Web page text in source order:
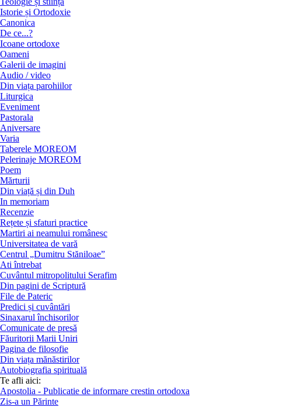
Istorie și Ortodoxie
Canonica
De ce...?
Icoane ortodoxe
Oameni
Galerii de imagini
Audio / video
Din viața parohiilor
Liturgica
Eveniment
Pastorala
Aniversare
Varia
Taberele MOREOM
Pelerinaje MOREOM
Poem
Mărturii
Din viață și din Duh
In memoriam
Recenzie
Rețete și sfaturi practice
Martiri ai neamului românesc
Universitatea de vară
Centrul „Dumitru Stăniloae”
Ati întrebat
Cuvântul mitropolitului Serafim
Din pagini de Scriptură
File de Pateric
Predici și cuvântări
Sinaxarul închisorilor
Comunicate de presă
Făuritorii Marii Uniri
Pagina de filosofie
Din viața mănăstirilor
Autobiografia spirituală
Te afli aici:
Apostolia - Publicatie de informare crestin ortodoxa
Zis-a un Părinte